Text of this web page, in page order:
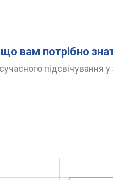
вам потрібно
підсвічування